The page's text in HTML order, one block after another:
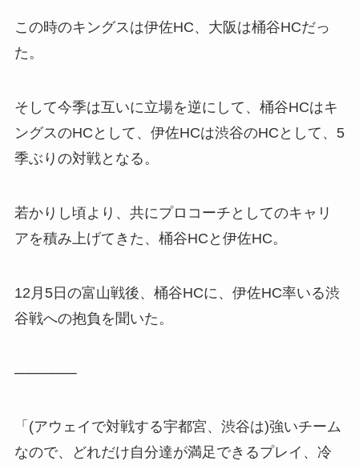
この時のキングスは伊佐HC、大阪は桶谷HCだっ
た。
そして今季は互いに立場を逆にして、桶谷HCはキ
ングスのHCとして、伊佐HCは渋谷のHCとして、5
季ぶりの対戦となる。
若かりし頃より、共にプロコーチとしてのキャリ
アを積み上げてきた、桶谷HCと伊佐HC。
12月5日の富山戦後、桶谷HCに、伊佐HC率いる渋
谷戦への抱負を聞いた。
──────
「(アウェイで対戦する宇都宮、渋谷は)強いチーム
なので、どれだけ自分達が満足できるプレイ、冷